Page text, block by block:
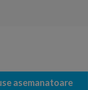
asemanatoare